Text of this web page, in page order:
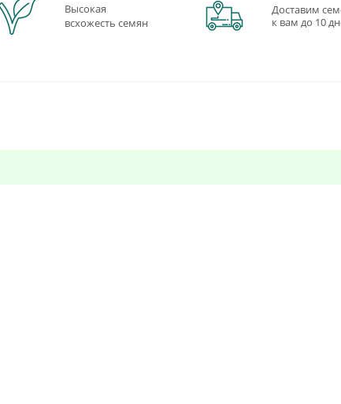
Высокая
всхожесть семян
Доставим
к вам до 10